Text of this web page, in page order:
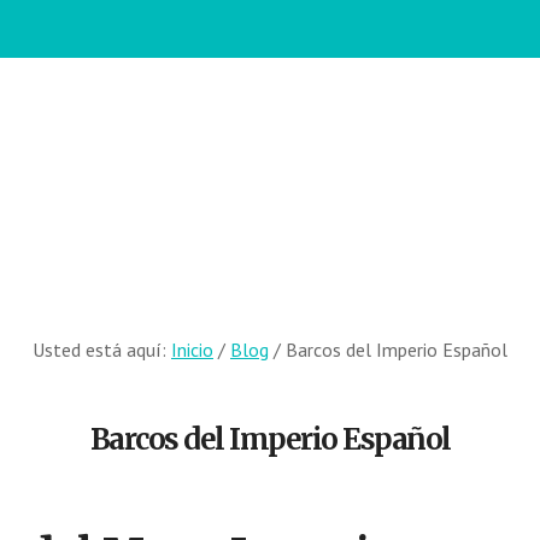
Usted está aquí: Inicio / Blog / Barcos del Imperio Español
Barcos del Imperio Español